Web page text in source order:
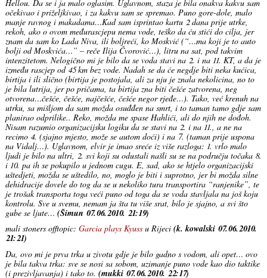
Hellou. Da se i ja malo oglasim. Uglavnom, staza je bila onakva kakvu sam
očekivao i priželjkivao, i za kakvu sam se spremao. Puno gore-dole, malo
manje ravnog i makadama…Kad sam isprintao kartu 2 dana prije utrke,
rekoh, ako o ovom međurascjepu nema vode, teško da ću stići do cilja, jer
znam da sam ko Lada Niva, ili boljreći, ko Moskvić (“…ma koji je to auto
bolji od Moskvića…” – reče Ilija Čvorović…), litru na sat, pod takvim
intenzitetom. Nelogično mi je bilo da se voda stavi na 2. i na 11. KT, a da je
između rascjep od 45 km bez vode. Nadah se da će negdje biti neka kućica,
birtija i ili slično (birtija je postojala, ali za nju je znala nekolicina, no to
je bila lutrija, jer po pričama, ta birtija zna biti češće zatvorena, neg
otvorena…češće, češće, najčešće, češće negor rjeđe…). Tako, već krenuh na
utrku, sa mišljom da sam možda osuđđen na smrt, i to taman tamo gdje sam
planirao odprilike.. Reko, možda me spase Hahlići, ali do njih ne dođoh.
Nisam razumio organizacijsku logiku da se stavi na 2. i na 11., a ne na
recimo 4. (sjajno mjesto, može se autom doći) i na 7. (taman prije uspona
na Vidalj…). Uglavnom, elvir je imao sreće iz više razloga: 1. vrlo malo
ljudi je bilo na ultri, 2. svi koji su odustali našli su se na području točaka 8.
i 10. pa ih se pokupilo u jednom cugu. E, sad, ako se htjelo organizacijski
uštedjeti, možda se uštedilo, no, moglo je biti i suprotno, jer bi možda silne
dehidracije dovele do tog da se u nekoliko tura transportira “ranjenike”, te
je trošak transporta toga veći puno od toga da se voda stavljala na još koju
kontrolu. Sve u svemu, nemam ja šta tu više srat, bilo je sjajno, a svi što
gube se ljute… (Šimun 07.06.2010. 21:19)
mali stoners offtopic: Garcia plays Kyussu Rijeci(k. kowalski 07.06.2010.
21:21)
Da, ovo mi je prva trka u zivotu gdje je bilo gadno s vodom, ali opet… ovo
je bila takva trka: sve se nosi sa sobom, uzimanje puno vode kao dio taktike
(i prezivljavanja) i tako to. (mukki 07.06.2010. 22:17)